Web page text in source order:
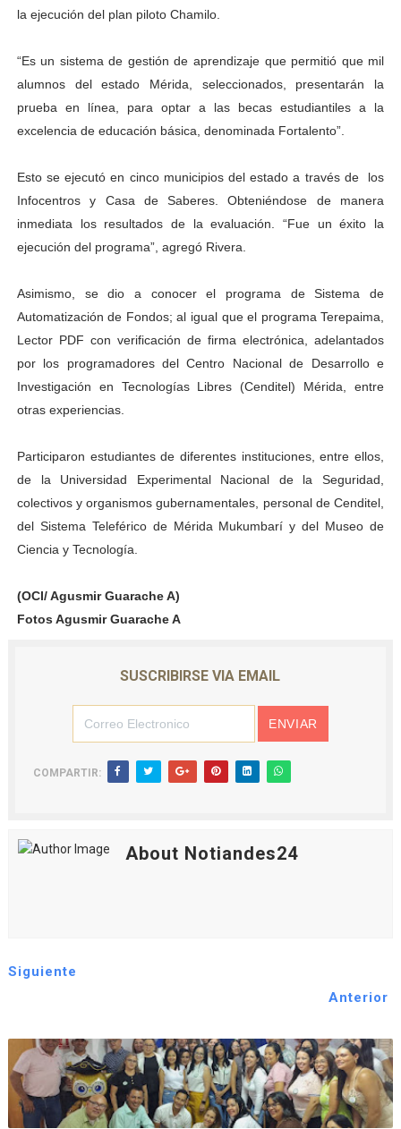
la ejecución del plan piloto Chamilo.
“Es un sistema de gestión de aprendizaje que permitió que mil
alumnos del estado Mérida, seleccionados, presentarán la
prueba en línea, para optar a las becas estudiantiles a la
excelencia de educación básica, denominada Fortalento”.
Esto se ejecutó en cinco municipios del estado a través de los
Infocentros y Casa de Saberes. Obteniéndose de manera
inmediata los resultados de la evaluación. “Fue un éxito la
ejecución del programa”, agregó Rivera.
Asimismo, se dio a conocer el programa de Sistema de
Automatización de Fondos; al igual que el programa Terepaima,
Lector PDF con verificación de firma electrónica, adelantados
por los programadores del Centro Nacional de Desarrollo e
Investigación en Tecnologías Libres (Cenditel) Mérida, entre
otras experiencias.
Participaron estudiantes de diferentes instituciones, entre ellos,
de la Universidad Experimental Nacional de la Seguridad,
colectivos y organismos gubernamentales, personal de Cenditel,
del Sistema Teleférico de Mérida Mukumbarí y del Museo de
Ciencia y Tecnología.
(OCI/ Agusmir Guarache A)
Fotos Agusmir Guarache A
SUSCRIBIRSE VIA EMAIL
COMPARTIR:
About Notiandes24
Siguiente
Anterior